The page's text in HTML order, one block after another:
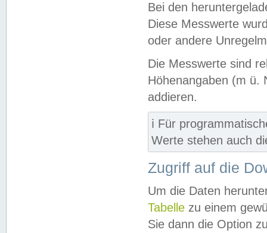
Bei den
Diese Messwerte
oder andere
Die Messwerte sind
Höhenangaben (m ü.
addieren.
ℹ️ Für
Werte stehen auch
Zugriff auf die
Um die Daten
Tabelle zu einem
Sie dann die Option